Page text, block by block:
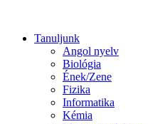
Tanuljunk
Angol nyelv
Biológia
Ének/Zene
Fizika
Informatika
Kémia